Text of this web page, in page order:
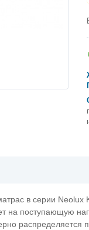
в серии
на поступающую